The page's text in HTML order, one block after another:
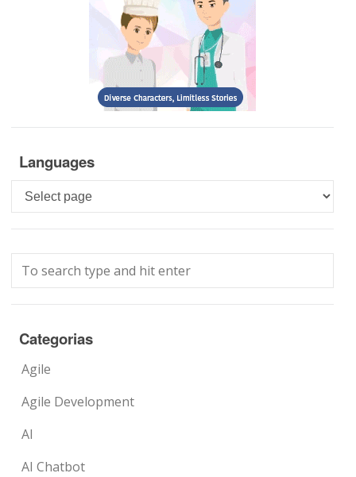
Languages
Languages
Categorias
Agile
Agile Development
AI
AI Chatbot